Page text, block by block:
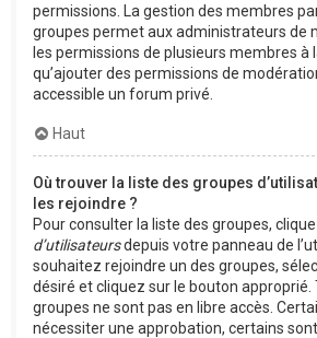
permissions. La gestion des membres
groupes permet aux administrateurs de
les permissions de plusieurs membres à
qu’ajouter des permissions de
accessible un forum privé.
Haut
Où trouver la liste des groupes
les rejoindre ?
Pour consulter la liste des groupes,
d’utilisateursdepuis votre panneau de
souhaitez rejoindre un des groupes,
désiré et cliquez sur le bouton approprié.
groupes ne sont pas en libre accès.
nécessiter une approbation, certains